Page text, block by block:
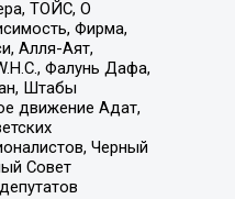
ТОЙС, О
Фирма,
Алля-Аят,
Фалунь Дафа,
Штабы
движение Адат,
Черный
Совет